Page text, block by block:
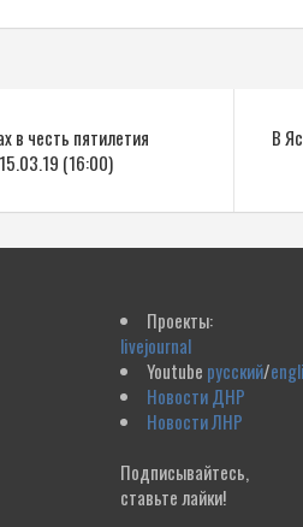
в честь пятилетия
(16:00)
В
Проекты:
livejournal
Youtube русский/
Новости ДНР
Новости ЛНР
Подписывайтесь,
ставьте лайки!